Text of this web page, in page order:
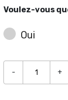
Voulez-vous
Oui
- +